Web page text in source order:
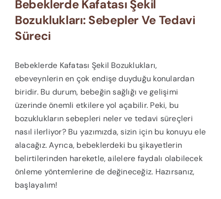
Bebeklerde Kafatası Şekil
Bozuklukları: Sebepler Ve Tedavi
Süreci
Bebeklerde Kafatası Şekil Bozuklukları,
ebeveynlerin en çok endişe duyduğu konulardan
biridir. Bu durum, bebeğin sağlığı ve gelişimi
üzerinde önemli etkilere yol açabilir. Peki, bu
bozuklukların sebepleri neler ve tedavi süreçleri
nasıl ilerliyor? Bu yazımızda, sizin için bu konuyu ele
alacağız. Ayrıca, bebeklerdeki bu şikayetlerin
belirtilerinden hareketle, ailelere faydalı olabilecek
önleme yöntemlerine de değineceğiz. Hazırsanız,
başlayalım!